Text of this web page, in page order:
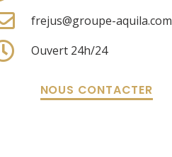
frejus@groupe-aquila.com
Ouvert 24h/24
NOUS CONTACTER